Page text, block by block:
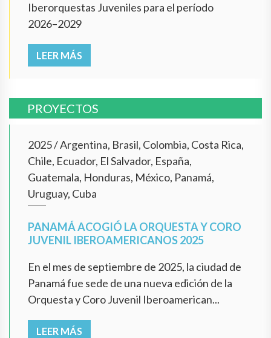
Iberorquestas Juveniles para el período
2026–2029
LEER MÁS
PROYECTOS
2025/Argentina, Brasil, Colombia, Costa Rica,
Chile, Ecuador, El Salvador, España,
Guatemala, Honduras, México, Panamá,
Uruguay, Cuba
PANAMÁ ACOGIÓ LA ORQUESTA Y CORO
JUVENIL IBEROAMERICANOS 2025
En el mes de septiembre de 2025, la ciudad de
Panamá fue sede de una nueva edición de la
Orquesta y Coro Juvenil Iberoamerican...
LEER MÁS